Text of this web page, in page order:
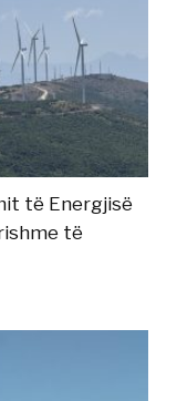
të Energjisë
të